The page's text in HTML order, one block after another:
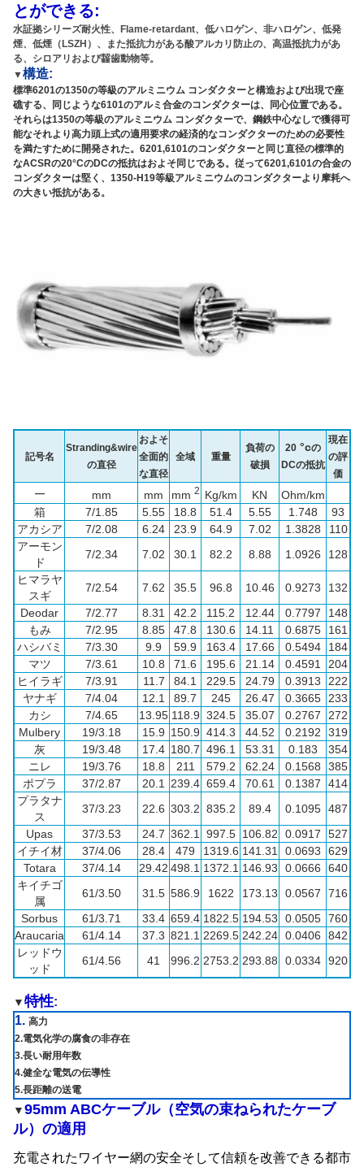
とができる:
水証拠シリーズ耐火性、Flame-retardant、低ハロゲン、非ハロゲン、低発
煙、低煙（LSZH）、また抵抗力がある酸アルカリ防止の、高温抵抗力があ
る、シロアリおよび齧歯動物等。
▼構造:
標準6201の1350の等級のアルミニウム コンダクターと構造および出現で座
礁する、同じような6101のアルミ合金のコンダクターは、同心位置である。
それらは1350の等級のアルミニウム コンダクターで、鋼鉄中心なしで獲得可
能なそれより高力頭上式の適用要求の経済的なコンダクターのための必要性
を満たすために開発された。6201,6101のコンダクターと同じ直径の標準的
なACSRの20°CのDCの抵抗はおよそ同じである。従って6201,6101の合金の
コンダクターは堅く、1350-H19等級アルミニウムのコンダクターより摩耗へ
の大きい抵抗がある。
記号名
Stranding&wire
の直径
およそ
全面的
な直径
全域 重量
負荷の
破損
20 °cの
DCの抵抗
現在
の評
価
—
mm mm mm 2 Kg/km KN
Ohm/km
箱
7/1.85 5.55 18.8 51.4 5.55 1.748
93
アカシア
7/2.08 6.24 23.9 64.9 7.02 1.3828
110
アーモン
ド
7/2.34 7.02 30.1 82.2 8.88 1.0926
128
ヒマラヤ
スギ
7/2.54 7.62 35.5 96.8 10.46 0.9273
132
Deodar
7/2.77 8.31 42.2 115.2 12.44 0.7797
148
もみ
7/2.95 8.85 47.8 130.6 14.11 0.6875
161
ハシバミ
7/3.30 9.9 59.9 163.4 17.66 0.5494
184
マツ
7/3.61 10.8 71.6 195.6 21.14 0.4591
204
ヒイラギ
7/3.91 11.7 84.1 229.5 24.79 0.3913
222
ヤナギ
7/4.04 12.1 89.7 245 26.47 0.3665
233
カシ
7/4.65 13.95 118.9 324.5 35.07 0.2767
272
Mulbery
19/3.18 15.9 150.9 414.3 44.52 0.2192
319
灰
19/3.48 17.4 180.7 496.1 53.31 0.183
354
ニレ
19/3.76 18.8 211 579.2 62.24 0.1568
385
ポプラ
37/2.87 20.1 239.4 659.4 70.61 0.1387
414
プラタナ
ス
37/3.23 22.6 303.2 835.2 89.4 0.1095 487
Upas
37/3.53 24.7 362.1 997.5 106.82 0.0917
527
イチイ材
37/4.06 28.4 479 1319.6 141.31 0.0693
629
Totara
37/4.14 29.42 498.1 1372.1 146.93 0.0666
640
キイチゴ
属
61/3.50 31.5 586.9 1622 173.13 0.0567
716
Sorbus
61/3.71 33.4 659.4 1822.5 194.53 0.0505 760
Araucaria
61/4.14 37.3 821.1 2269.5 242.24 0.0406
842
レッドウ
ッド
61/4.56 41 996.2 2753.2 293.88 0.0334 920
▼特性:
1. 高力
2.電気化学の腐食の非存在
3.長い耐用年数
4.健全な電気の伝導性
5.長距離の送電
▼95mm ABCケーブル（空気の束ねられたケーブ
ル）の適用
充電されたワイヤー網の安全そして信頼を改善できる都市